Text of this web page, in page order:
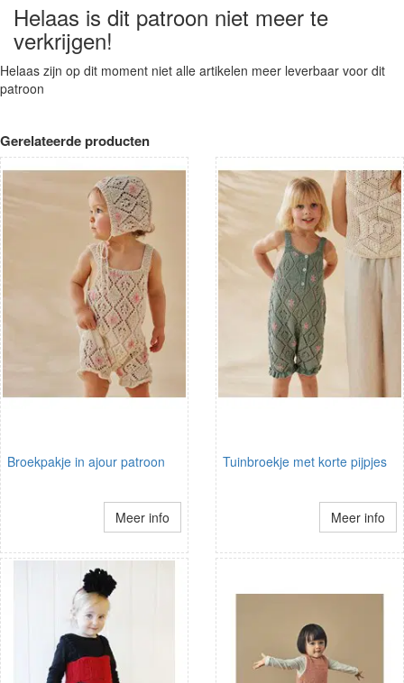
Helaas is dit patroon niet meer te
verkrijgen!
Helaas zijn op dit moment niet alle artikelen meer leverbaar voor dit
patroon
Gerelateerde producten
Broekpakje in ajour patroon
Meer info
Tuinbroekje met korte pijpjes
Meer info